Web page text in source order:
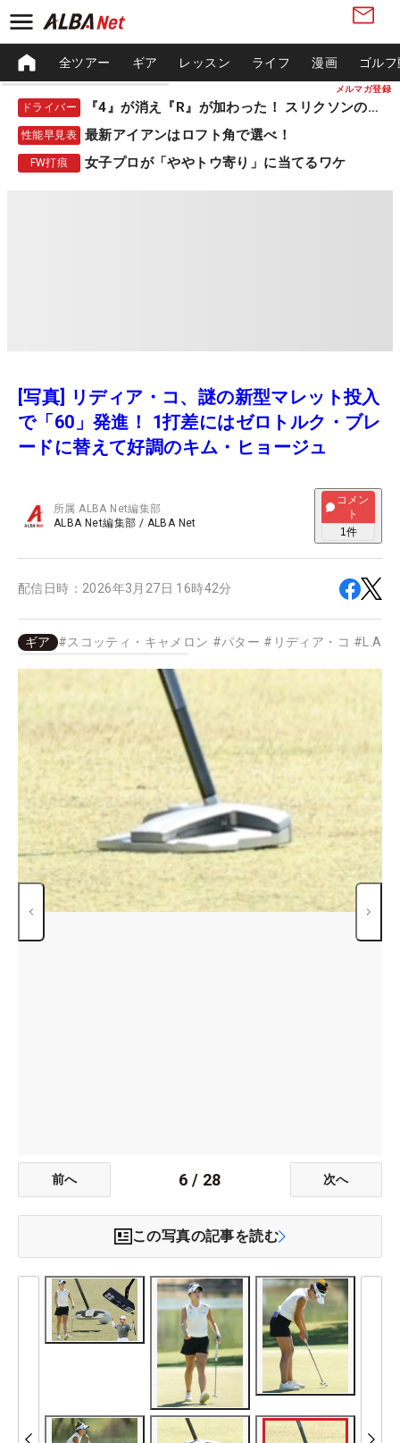
メルマガ登録
全ツアー ギア レッスン ライフ 漫画 ゴル
ドライバー 『4』が消え『R』が加わった！ スリクソンの新作
性能早見表 最新アイアンはロフト角で選べ！
FW打痕 女子プロが「ややトウ寄り」に当てるワケ
[写真] リディア・コ、謎の新型マレット投入
で「60」発進！ 1打差にはゼロトルク・ブレ
ードに替えて好調のキム・ヒョージュ
所属ALBA Net編集部
ALBA Net編集部 / ALBA Net
コメン
ト
1件
配信日時： 2026年3月27日 16時42分
ギア #スコッティ・キャメロン #パター # リディア・コ #
前へ 6 / 28 次へ
この写真の記事を読む